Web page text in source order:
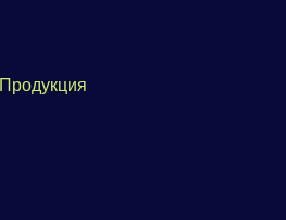
Продукция